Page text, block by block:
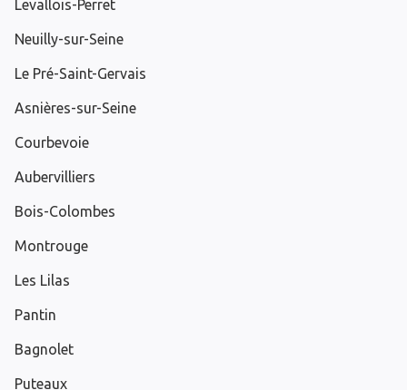
Levallois-Perret
Neuilly-sur-Seine
Le Pré-Saint-Gervais
Asnières-sur-Seine
Courbevoie
Aubervilliers
Bois-Colombes
Montrouge
Les Lilas
Pantin
Bagnolet
Puteaux